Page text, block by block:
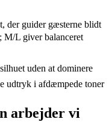
der guider gæsterne blidt
M/L giver balanceret
uden at dominere
udtryk i afdæmpede toner
arbejder vi